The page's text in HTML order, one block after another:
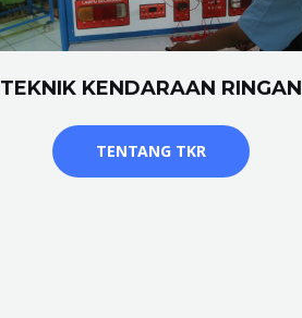
TEKNIK KENDARAAN RINGAN
TENTANG TKR